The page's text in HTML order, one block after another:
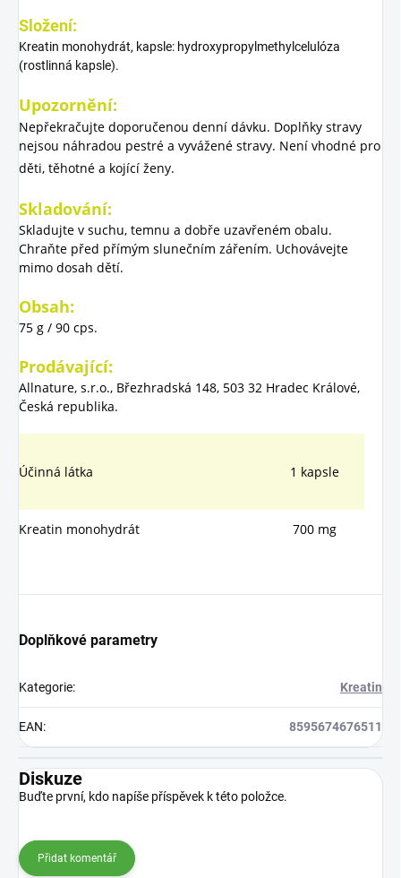
Složení:
Kreatin monohydrát, kapsle: hydroxypropylmethylcelulóza
(rostlinná kapsle).
Upozornění:
Nepřekračujte doporučenou denní dávku. Doplňky stravy
nejsou náhradou pestré a vyvážené stravy. Není vhodné pro
děti, těhotné a kojící ženy.
Skladování:
Skladujte v suchu, temnu a dobře uzavřeném obalu.
Chraňte před přímým slunečním zářením. Uchovávejte
mimo dosah dětí.
Obsah:
75 g / 90 cps.
Prodávající:
Allnature, s.r.o., Březhradská 148, 503 32 Hradec Králové,
Česká republika.
Účinná látka 1 kapsle
Kreatin monohydrát 700 mg
Doplňkové parametry
Kategorie: Kreatin
EAN: 8595674676511
Diskuze
Buďte první, kdo napíše příspěvek k této položce.
Přidat komentář